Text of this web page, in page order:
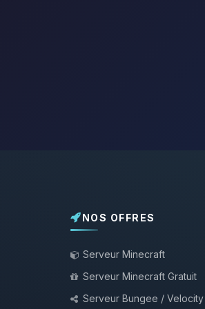
NOS OFFRES
Serveur Minecraft
Serveur Minecraft Gratuit
Serveur Bungee / Velocity